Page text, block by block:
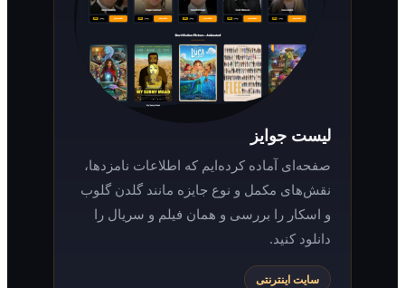
لیست جوایز
صفحه‌ای آماده کرده‌ایم که اطلاعات نامزدها،
نقش‌های مکمل و نوع جایزه مانند گلدن گلوب
و اسکار را بررسی و همان فیلم و سریال را
سایت اینترنتی